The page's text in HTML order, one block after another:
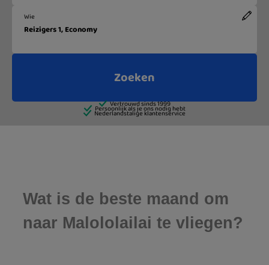
Wat is de beste maand om
naar Malololailai te vliegen?